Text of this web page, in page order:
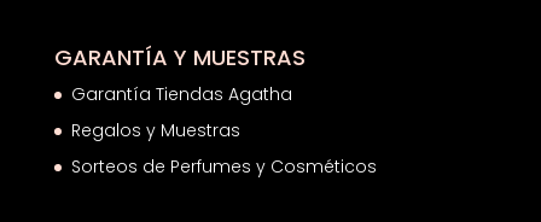
GARANTÍA Y MUESTRAS
Garantía Tiendas Agatha
Regalos y Muestras
Sorteos de Perfumes y Cosméticos